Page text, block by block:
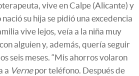
vive en Calpe (Alicante) y
su hija se pidió una excedencia
vive lejos, veía a la niña muy
alguien y, además, quería seguir
seis meses. “Mis ahorros volaron
a Vernepor teléfono. Después de